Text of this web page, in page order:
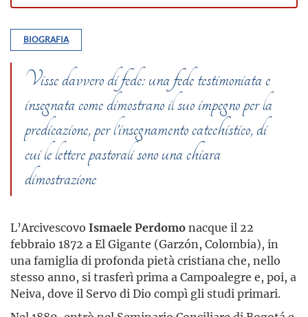
BIOGRAFIA
Visse davvero di fede: una fede testimoniata e
insegnata come dimostrano il suo impegno per la
predicazione, per l’insegnamento catechistico, di
cui le lettere pastorali sono una chiara
dimostrazione
L’Arcivescovo Ismaele Perdomonacque il 22
febbraio 1872 a El Gigante (Garzón, Colombia), in
una famiglia di profonda pietà cristiana che, nello
stesso anno, si trasferì prima a Campoalegre e, poi, a
Neiva, dove il Servo di Dio compì gli studi primari.